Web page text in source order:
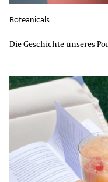
Boteanicals
Die Geschichte unseres